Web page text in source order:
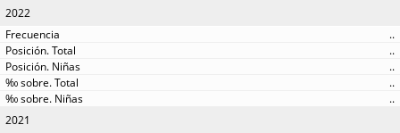
2022
..
..
..
..
..
2021